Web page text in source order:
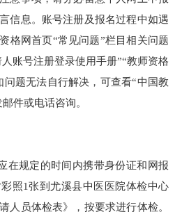
信息。账号注册及报名过程中如遇
格网首页“常见问题”栏目相关问题
账号注册登录使用手册”“教师资格
题无法自行解决，可查看“中国教
件或电话咨询。
在规定的时间内携带身份证和网报
照1张到尤溪县中医医院体检中心
人员体检表》，按要求进行体检。